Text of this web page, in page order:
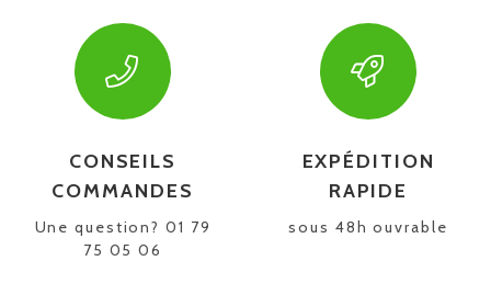
CONSEILS
COMMANDES
Une question? 01 79
75 05 06
EXPÉDITION
RAPIDE
sous 48h ouvrable